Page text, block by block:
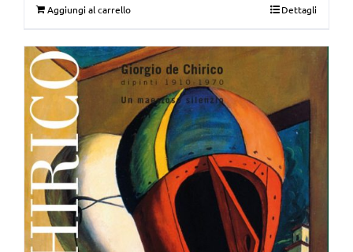
Aggiungi al carrello Dettagli